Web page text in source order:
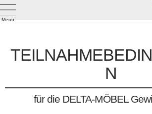
Menü
N
für die DELTA-MÖBEL